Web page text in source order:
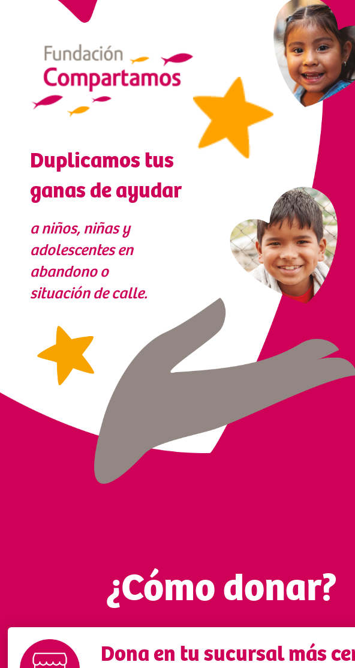
Duplicamos tus
ganas de ayudar
a niños, niñas y
adolescentes en
abandono o
situación de calle.
¿Cómo donar?
Dona en tu sucursal más